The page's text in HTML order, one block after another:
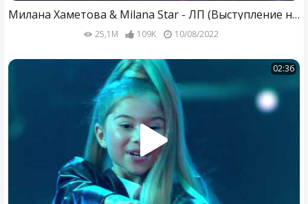
Милана Хаметова & Milana Star - ЛП (Выступление на Детском радио)
25,1M 109K 10/08/2022
02:36